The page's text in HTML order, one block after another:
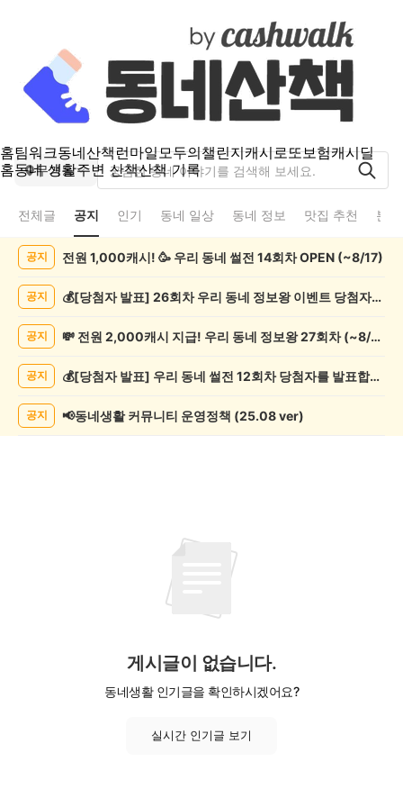
홈팀워크동네산책런마일모두의챌린지캐시로또보험캐시딜
홈동네 생활주변 산책산책 기록
무거동
전체글 공지 인기 동네 일상 동네 정보 맛집 추천 분
공지 전원 1,000캐시! 🥳 우리 동네 썰전 14회차 OPEN (~8/17)
공지 💰[당첨자 발표] 26회차 우리 동네 정보왕 이벤트 당첨자를 발표합니다!
공지 💸 전원 2,000캐시 지급! 우리 동네 정보왕 27회차 (~8/10)
공지 💰[당첨자 발표] 우리 동네 썰전 12회차 당첨자를 발표합니다!
공지 📢동네생활 커뮤니티 운영정책 (25.08 ver)
게시글이 없습니다.
동네생활 인기글을 확인하시겠어요?
실시간 인기글 보기